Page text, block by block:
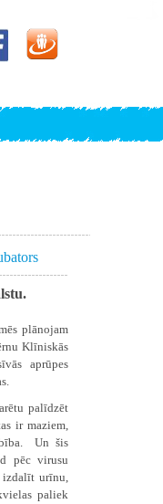
plānojam
Klīniskās
aprūpes
palīdzēt
ir maziem,
Un šis
pēc virusu
izdalīt urīnu,
paliek